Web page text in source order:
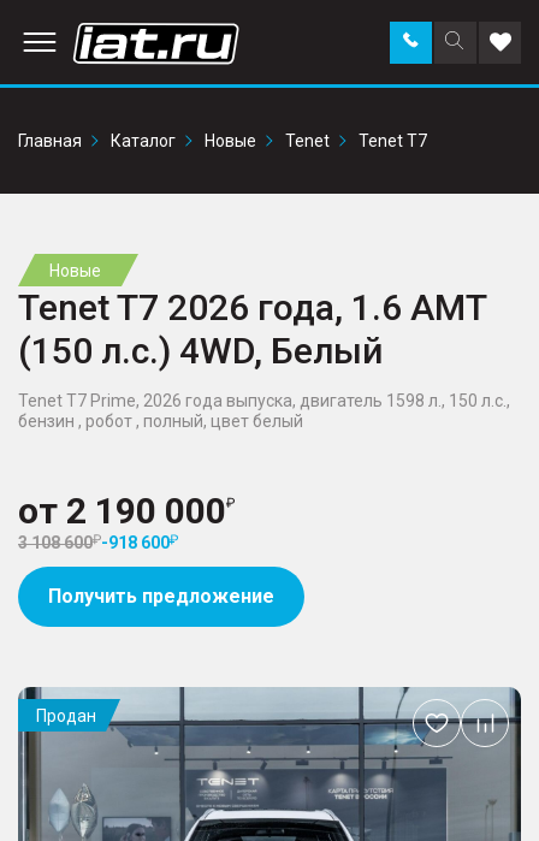
Поиск
по
Заказать
звонок в
Главная
Каталог Новые Tenet Tenet T7
Новые
Tenet T7 2026 года, 1.6 AMT
(150 л.с.) 4WD, Белый
Tenet T7 Prime, 2026 года выпуска, двигатель 1598 л., 150 л.с.,
бензин , робот , полный, цвет белый
от 2 190 000
3 108 600 -918 600
Получить предложение
Продан
Добавить
в
избранное